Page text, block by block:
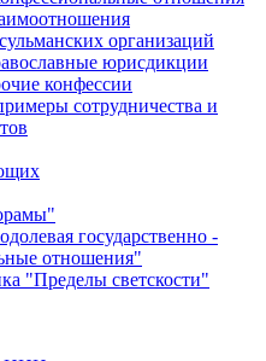
организаций
юрисдикции
конфессии
сотрудничества и
государственно -
отношения"
"Пределы светскости"